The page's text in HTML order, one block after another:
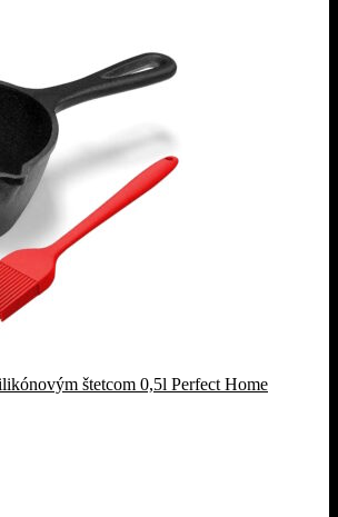
štetcom 0,5l Perfect Home